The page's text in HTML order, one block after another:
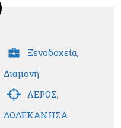
Ξενοδοχεία,
Διαμονή
ΛΕΡΟΣ,
ΔΩΔΕΚΑΝΗΣΑ